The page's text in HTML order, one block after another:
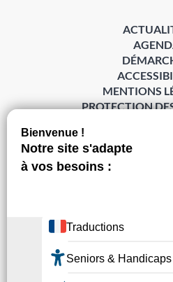
S’abonner à la
MENTIONS
PROTECTION
POLITIQUE DE